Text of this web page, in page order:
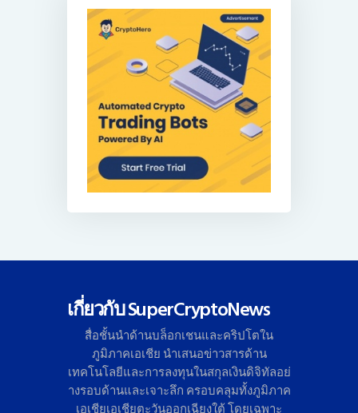
เกี่ยวกับ SuperCryptoNews
สื่อชั้นนำด้านบล็อกเชนและคริปโตใน
ภูมิภาคเอเชีย นำเสนอข่าวสารด้าน
เทคโนโลยีและการลงทุนในสกุลเงินดิจิทัลอย่
างรอบด้านและเจาะลึก ครอบคลุมทั้งภูมิภาค